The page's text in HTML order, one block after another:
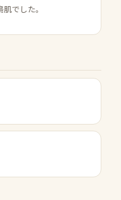
でした。